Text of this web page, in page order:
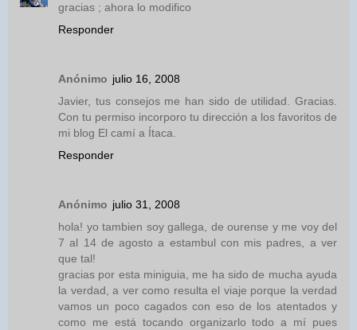
gracias ; ahora lo modifico
Responder
Anónimo julio 16, 2008
Javier, tus consejos me han sido de utilidad. Gracias.
Con tu permiso incorporo tu dirección a los favoritos de
mi blog El camí a Ítaca.
Responder
Anónimo julio 31, 2008
hola! yo tambien soy gallega, de ourense y me voy del
7 al 14 de agosto a estambul con mis padres, a ver
que tal!
gracias por esta miniguia, me ha sido de mucha ayuda
la verdad, a ver como resulta el viaje porque la verdad
vamos un poco cagados con eso de los atentados y
como me está tocando organizarlo todo a mí pues